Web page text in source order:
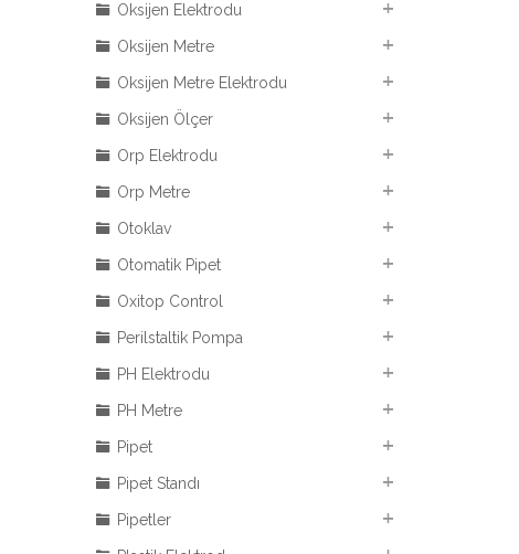
Oksijen Elektrodu
Oksijen Metre
Oksijen Metre Elektrodu
Oksijen Ölçer
Orp Elektrodu
Orp Metre
Otoklav
Otomatik Pipet
Oxitop Control
Perilstaltik Pompa
PH Elektrodu
PH Metre
Pipet
Pipet Standı
Pipetler